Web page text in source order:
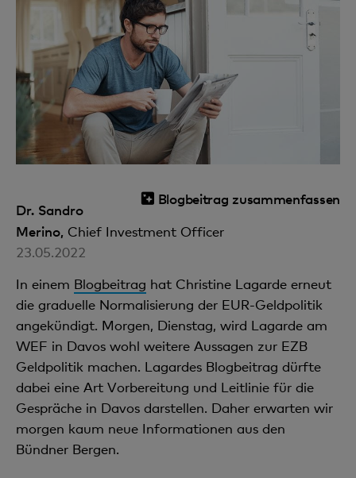
Blogbeitrag zusammenfassen
Dr. Sandro
Merino, Chief Investment Officer
23.05.2022
In einem Blogbeitrag hat Christine Lagarde erneut
die graduelle Normalisierung der EUR-Geldpolitik
angekündigt. Morgen, Dienstag, wird Lagarde am
WEF in Davos wohl weitere Aussagen zur EZB
Geldpolitik machen. Lagardes Blogbeitrag dürfte
dabei eine Art Vorbereitung und Leitlinie für die
Gespräche in Davos darstellen. Daher erwarten wir
morgen kaum neue Informationen aus den
Bündner Bergen.